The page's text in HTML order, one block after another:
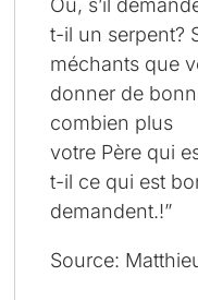
Ou, s’il
t-il un serpent?
méchants que
donner de
combien plus
votre Père qui
t-il ce qui est
demandent.!”
Source: